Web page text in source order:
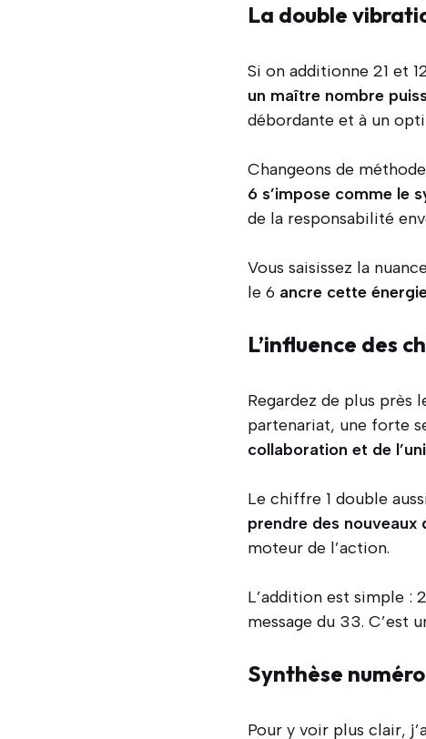
La double
Si on additionne 21 et
un maître nombre
débordante et à un
Changeons de
6 s’impose comme le
de la responsabilité
Vous saisissez la
le 6 ancre cette
L’influence des
Regardez de plus près
partenariat, une forte
collaboration et de
Le chiffre 1 double
prendre des nouveaux
moteur de l’action.
L’addition est simple
message du 33. C’est
Synthèse
Pour y voir plus clair,